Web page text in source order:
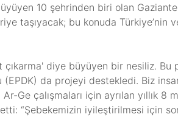
10 şehrinden biri olan
taşıyacak; bu konuda Türkiye’nin
diye büyüyen bir nesiliz. Bu
da projeyi destekledi. Biz
Ge çalışmaları için ayrılan yıllık 8
“Şebekemizin iyileştirilmesi için